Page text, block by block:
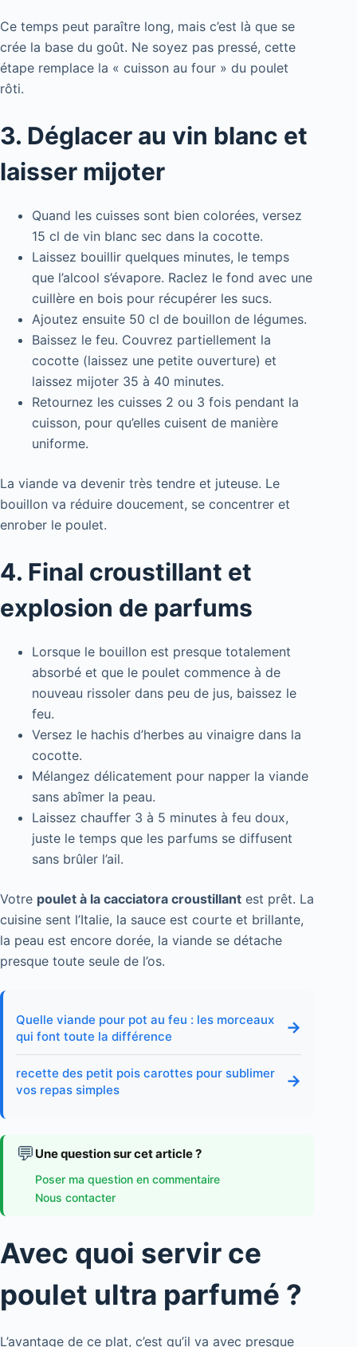
Ce temps peut paraître long, mais c’est là que se
crée la base du goût. Ne soyez pas pressé, cette
étape remplace la « cuisson au four » du poulet
rôti.
3. Déglacer au vin blanc et
laisser mijoter
Quand les cuisses sont bien colorées, versez
15 cl de vin blanc sec dans la cocotte.
Laissez bouillir quelques minutes, le temps
que l’alcool s’évapore. Raclez le fond avec une
cuillère en bois pour récupérer les sucs.
Ajoutez ensuite 50 cl de bouillon de légumes.
Baissez le feu. Couvrez partiellement la
cocotte (laissez une petite ouverture) et
laissez mijoter 35 à 40 minutes.
Retournez les cuisses 2 ou 3 fois pendant la
cuisson, pour qu’elles cuisent de manière
uniforme.
La viande va devenir très tendre et juteuse. Le
bouillon va réduire doucement, se concentrer et
enrober le poulet.
4. Final croustillant et
explosion de parfums
Lorsque le bouillon est presque totalement
absorbé et que le poulet commence à de
nouveau rissoler dans peu de jus, baissez le
feu.
Versez le hachis d’herbes au vinaigre dans la
cocotte.
Mélangez délicatement pour napper la viande
sans abîmer la peau.
Laissez chauffer 3 à 5 minutes à feu doux,
juste le temps que les parfums se diffusent
sans brûler l’ail.
Votre poulet à la cacciatora croustillant est prêt. La
cuisine sent l’Italie, la sauce est courte et brillante,
la peau est encore dorée, la viande se détache
presque toute seule de l’os.
Quelle viande pour pot au feu : les morceaux
qui font toute la différence
→
recette des petit pois carottes pour sublimer
vos repas simples
→
💬 Une question sur cet article ?
Poser ma question en commentaire
Nous contacter
Avec quoi servir ce
poulet ultra parfumé ?
L’avantage de ce plat, c’est qu’il va avec presque